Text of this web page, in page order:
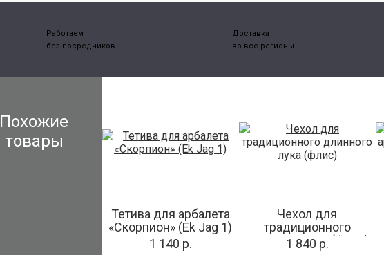
Работаем
без посредников
Доставка
во все регионы
Похожие
товары
Тетива для арбалета
«Скорпион» (Ek Jag 1)
1 140 р.
Чехол для
традиционного
длинного лука (флис)
1 840 р.